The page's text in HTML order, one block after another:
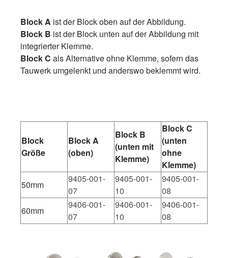
Block A ist der Block oben auf der Abbildung.
Block B ist der Block unten auf der Abbildung mit
integrierter Klemme.
Block C als Alternative ohne Klemme, sofern das
Tauwerk umgelenkt und anderswo beklemmt wird.
Block
Größe
Block A
(oben)
Block B
(unten mit
Klemme)
Block C
(unten
ohne
Klemme)
50mm
9405-001-
07
9405-001-
10
9405-001-
08
60mm
9406-001-
07
9406-001-
10
9406-001-
08